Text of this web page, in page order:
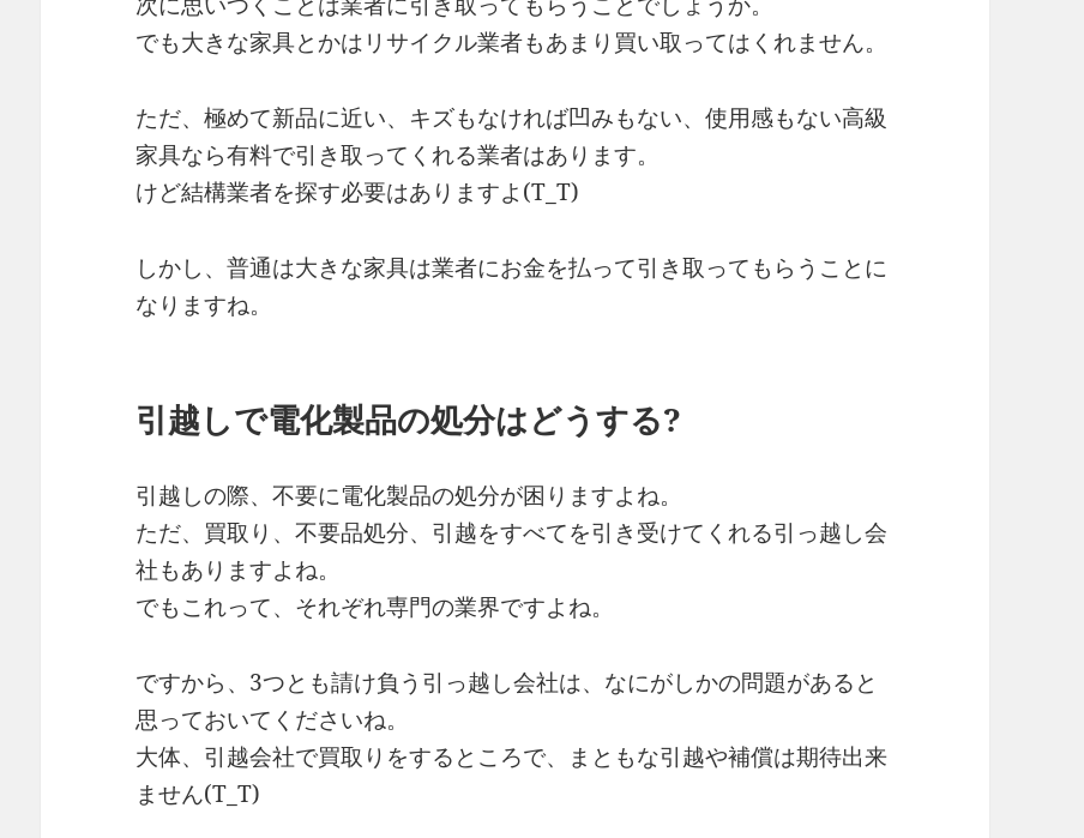
でも大きな家具とかはリサイクル業者もあまり買い取ってはくれません。
ただ、極めて新品に近い、キズもなければ凹みもない、使用感もない高級
家具なら有料で引き取ってくれる業者はあります。
けど結構業者を探す必要はありますよ(T_T)
しかし、普通は大きな家具は業者にお金を払って引き取ってもらうことに
なりますね。
引越しで電化製品の処分はどうする?
引越しの際、不要に電化製品の処分が困りますよね。
ただ、買取り、不要品処分、引越をすべてを引き受けてくれる引っ越し会
社もありますよね。
でもこれって、それぞれ専門の業界ですよね。
ですから、3つとも請け負う引っ越し会社は、なにがしかの問題があると
思っておいてくださいね。
大体、引越会社で買取りをするところで、まともな引越や補償は期待出来
ません(T_T)